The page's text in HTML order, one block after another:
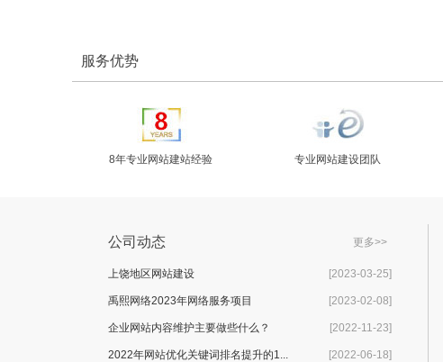
服务优势
8年专业网站建站经验 专业网站建设团队
更多>>
公司动态
[2023-03-25]
上饶地区网站建设
[2023-02-08]
禹熙网络2023年网络服务项目
[2022-11-23]
企业网站内容维护主要做些什么？
[2022-06-18]
2022年网站优化关键词排名提升的1...